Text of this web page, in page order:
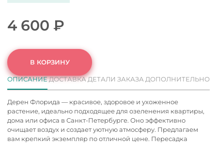
4 600 ₽
В КОРЗИНУ
ОПИСАНИЕДОСТАВКАДЕТАЛИ ЗАКАЗА ДОПОЛНИТЕЛЬНО
Дерен Флорида — красивое, здоровое и ухоженное
растение, идеально подходящее для озеленения квартиры,
дома или офиса в Санкт-Петербурге. Оно эффективно
очищает воздух и создает уютную атмосферу. Предлагаем
вам крепкий экземпляр по отличной цене. Пересадка